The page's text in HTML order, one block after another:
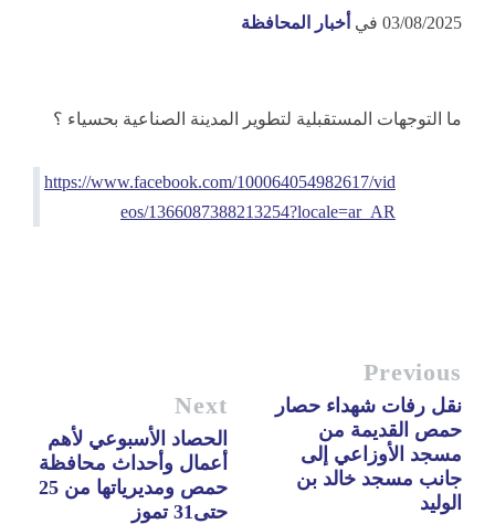
03/08/2025 في أخبار المحافظة
ما التوجهات المستقبلية لتطوير المدينة الصناعية بحسياء ؟
https://www.facebook.com/100064054982617/vid
eos/1366087388213254?locale=ar_AR
Previous
نقل رفات شهداء حصار
حمص القديمة من
مسجد الأوزاعي إلى
جانب مسجد خالد بن
الوليد
Next
الحصاد الأسبوعي لأهم
أعمال وأحداث محافظة
حمص ومديرياتها من 25
حتى31 تموز